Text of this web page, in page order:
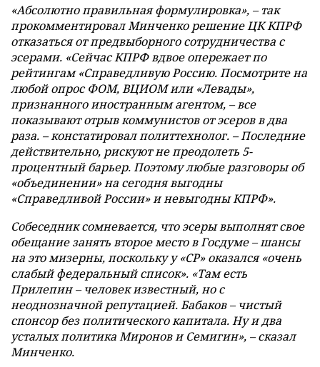
«Абсолютно правильная формулировка», – так
прокомментировал Минченко решение ЦК КПРФ
отказаться от предвыборного сотрудничества с
эсерами. «Сейчас КПРФ вдвое опережает по
рейтингам «Справедливую Россию. Посмотрите на
любой опрос ФОМ, ВЦИОМ или «Левады»,
признанного иностранным агентом, – все
показывают отрыв коммунистов от эсеров в два
раза. – констатировал политтехнолог. – Последние
действительно, рискуют не преодолеть 5-
процентный барьер. Поэтому любые разговоры об
«объединении» на сегодня выгодны
«Справедливой России» и невыгодны КПРФ».
Собеседник сомневается, что эсеры выполнят свое
обещание занять второе место в Госдуме – шансы
на это мизерны, поскольку у «СР» оказался «очень
слабый федеральный список». «Там есть
Прилепин – человек известный, но с
неоднозначной репутацией. Бабаков – чистый
спонсор без политического капитала. Ну и два
усталых политика Миронов и Семигин», – сказал
Минченко.